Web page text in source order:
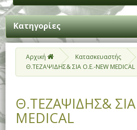
Κατηγορίες
Αρχική
Κατασκευαστής
Θ.ΤΕΖΑΨΙΔΗΣ& ΣΙΑ Ο.Ε.-NEW MEDICAL
Θ.ΤΕΖΑΨΙΔΗΣ&
MEDICAL